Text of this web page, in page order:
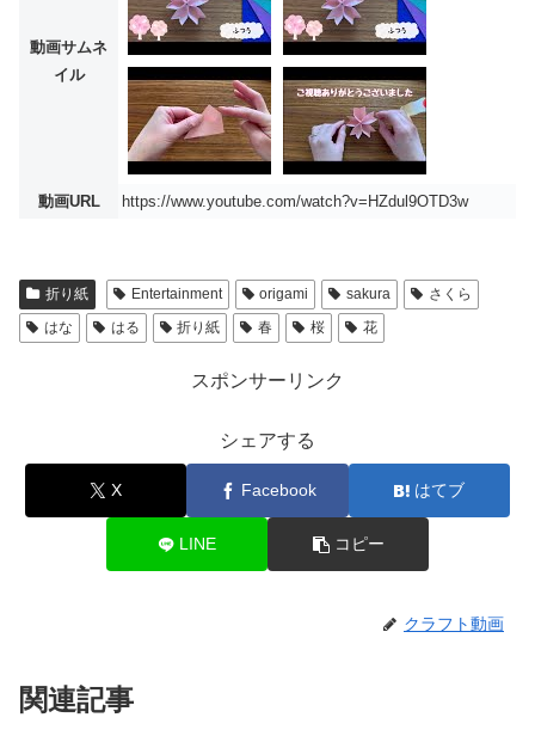
動画サムネ
イル
動画URL https://www.youtube.com/watch?v=HZdul9OTD3w
折り紙 Entertainment origami sakura
さくら
はな
はる 折り紙 春 桜 花
スポンサーリンク
シェアする
X Facebook はてブ
LINE コピー
クラフト動画
関連記事